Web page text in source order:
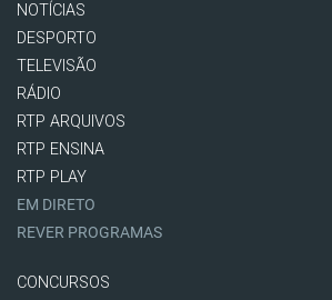
NOTÍCIAS
DESPORTO
TELEVISÃO
RÁDIO
RTP ARQUIVOS
RTP ENSINA
RTP PLAY
EM DIRETO
REVER PROGRAMAS
CONCURSOS